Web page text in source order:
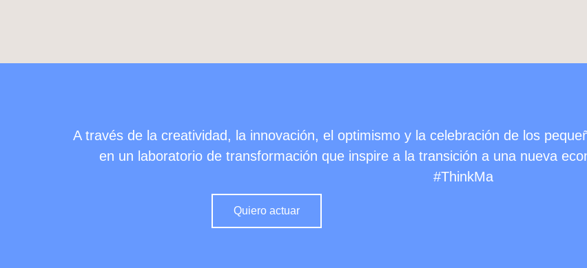
A través de la creatividad, la innovación, el optimismo y la celebración de los
en un laboratorio de transformación que inspire a la transición a una nueva
#ThinkMa
Quiero actuar